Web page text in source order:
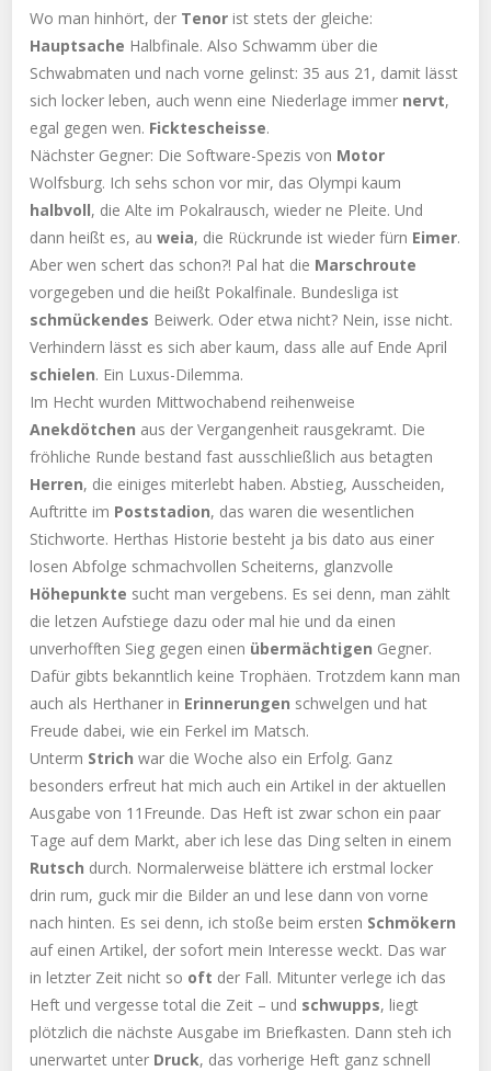
Wo man hinhört, der Tenorist stets der gleiche:
Hauptsache Halbfinale. Also Schwamm über die
Schwabmaten und nach vorne gelinst: 35 aus 21, damit lässt
sich locker leben, auch wenn eine Niederlage immer nervt,
egal gegen wen. Ficktescheisse.
Nächster Gegner: Die Software-Spezis von Motor
Wolfsburg. Ich sehs schon vor mir, das Olympi kaum
halbvoll, die Alte im Pokalrausch, wieder ne Pleite. Und
dann heißt es, auweia, die Rückrunde ist wieder fürn Eimer.
Aber wen schert das schon?! Pal hat die Marschroute
vorgegeben und die heißt Pokalfinale. Bundesliga ist
schmückendes Beiwerk. Oder etwa nicht? Nein, isse nicht.
Verhindern lässt es sich aber kaum, dass alle auf Ende April
schielen. Ein Luxus-Dilemma.
Im Hecht wurden Mittwochabend reihenweise
Anekdötchen aus der Vergangenheit rausgekramt. Die
fröhliche Runde bestand fast ausschließlich aus betagten
Herren, die einiges miterlebt haben. Abstieg, Ausscheiden,
Auftritte im Poststadion, das waren die wesentlichen
Stichworte. Herthas Historie besteht ja bis dato aus einer
losen Abfolge schmachvollen Scheiterns, glanzvolle
Höhepunkte sucht man vergebens. Es sei denn, man zählt
die letzen Aufstiege dazu oder mal hie und da einen
unverhofften Sieg gegen einen übermächtigen Gegner.
Dafür gibts bekanntlich keine Trophäen. Trotzdem kann man
auch als Herthaner in Erinnerungen schwelgen und hat
Freude dabei, wie ein Ferkel im Matsch.
Unterm Strichwar die Woche also ein Erfolg. Ganz
besonders erfreut hat mich auch ein Artikel in der aktuellen
Ausgabe von 11Freunde. Das Heft ist zwar schon ein paar
Tage auf dem Markt, aber ich lese das Ding selten in einem
Rutsch durch. Normalerweise blättere ich erstmal locker
drin rum, guck mir die Bilder an und lese dann von vorne
nach hinten. Es sei denn, ich stoße beim ersten Schmökern
auf einen Artikel, der sofort mein Interesse weckt. Das war
in letzter Zeit nicht so oft der Fall. Mitunter verlege ich das
Heft und vergesse total die Zeit – und schwupps, liegt
plötzlich die nächste Ausgabe im Briefkasten. Dann steh ich
unerwartet unter Druck, das vorherige Heft ganz schnell